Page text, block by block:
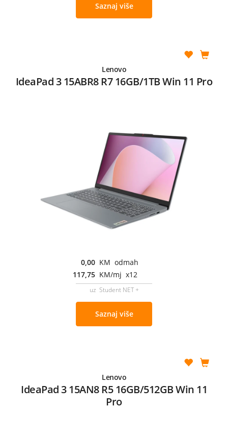
Saznaj više
Lenovo
IdeaPad 3 15ABR8 R7 16GB/1TB Win 11 Pro
0,00 KM odmah
117,75 KM/mj x12
uz Student NET +
Saznaj više
Lenovo
IdeaPad 3 15AN8 R5 16GB/512GB Win 11
Pro